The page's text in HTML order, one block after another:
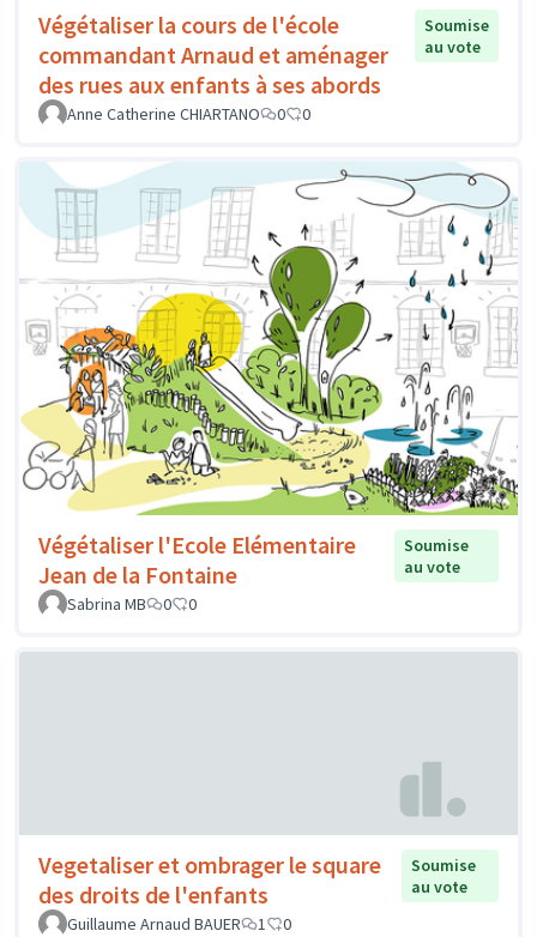
Végétaliser la cours de l'école
commandant Arnaud et aménager
des rues aux enfants à ses abords
Soumise
au vote
Anne Catherine CHIARTANO 0 0
Végétaliser l'Ecole Elémentaire
Jean de la Fontaine
Soumise
au vote
Sabrina MB
0 0
Vegetaliser et ombrager le square
des droits de l'enfants
Soumise
au vote
Guillaume Arnaud BAUER
1 0